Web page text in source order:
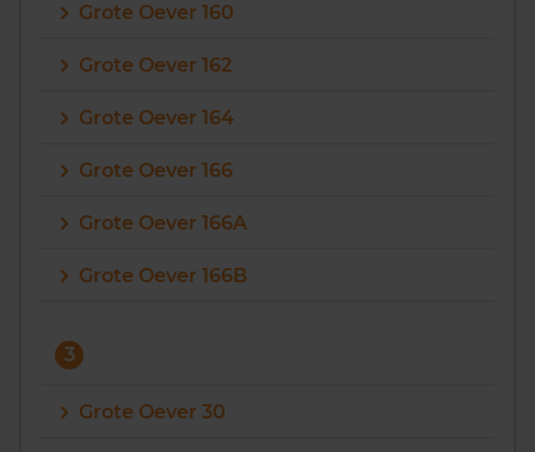
Grote Oever 160
Grote Oever 162
Grote Oever 164
Grote Oever 166
Grote Oever 166A
Grote Oever 166B
3
Grote Oever 30